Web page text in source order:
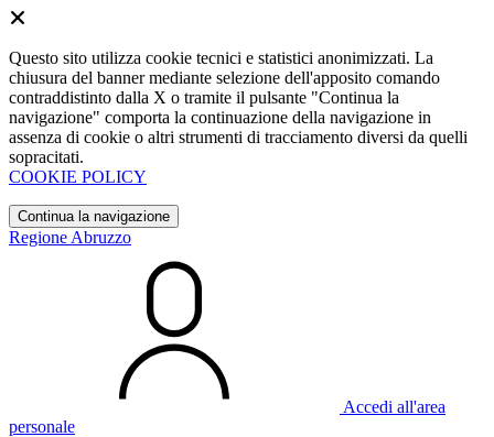
Questo sito utilizza cookie tecnici e statistici anonimizzati. La
chiusura del banner mediante selezione dell'apposito comando
contraddistinto dalla X o tramite il pulsante "Continua la
navigazione" comporta la continuazione della navigazione in
assenza di cookie o altri strumenti di tracciamento diversi da quelli
sopracitati.
COOKIE POLICY
Continua la navigazione
Regione Abruzzo
Accedi all'area
personale